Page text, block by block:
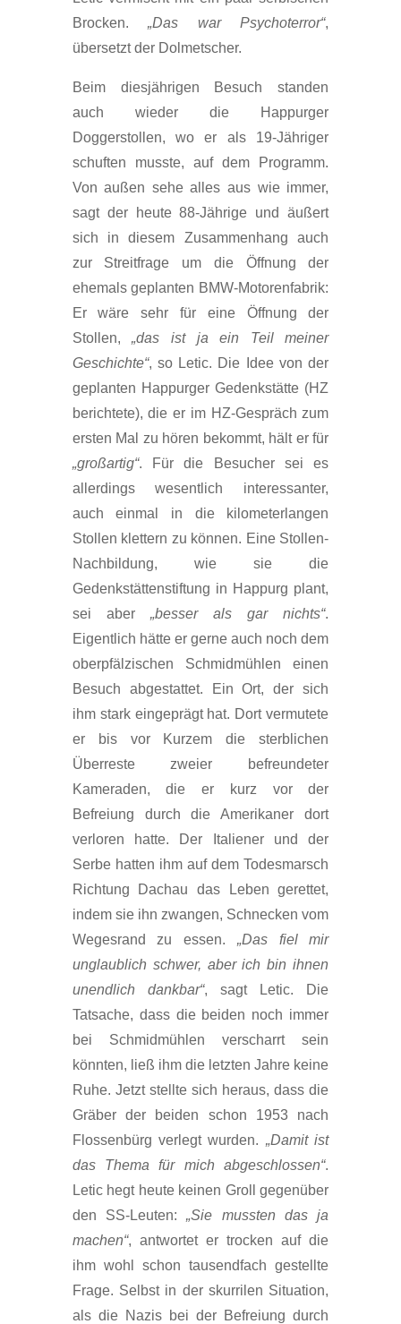
Brocken.„Das war Psychoterror“,
übersetzt der Dolmetscher.
Beim diesjährigen Besuch standen
auch wieder die Happurger
Doggerstollen, wo er als 19-Jähriger
schuften musste, auf dem Programm.
Von außen sehe alles aus wie immer,
sagt der heute 88-Jährige und äußert
sich in diesem Zusammenhang auch
zur Streitfrage um die Öffnung der
ehemals geplanten BMW-Motorenfabrik:
Er wäre sehr für eine Öffnung der
Stollen,„das ist ja ein Teil meiner
Geschichte“, so Letic. Die Idee von der
geplanten Happurger Gedenkstätte (HZ
berichtete), die er im HZ-Gespräch zum
ersten Mal zu hören bekommt, hält er für
„großartig“. Für die Besucher sei es
allerdings wesentlich interessanter,
auch einmal in die kilometerlangen
Stollen klettern zu können. Eine Stollen-
Nachbildung, wie sie die
Gedenkstättenstiftung in Happurg plant,
sei aber „besser als gar nichts“.
Eigentlich hätte er gerne auch noch dem
oberpfälzischen Schmidmühlen einen
Besuch abgestattet. Ein Ort, der sich
ihm stark eingeprägt hat. Dort vermutete
er bis vor Kurzem die sterblichen
Überreste zweier befreundeter
Kameraden, die er kurz vor der
Befreiung durch die Amerikaner dort
verloren hatte. Der Italiener und der
Serbe hatten ihm auf dem Todesmarsch
Richtung Dachau das Leben gerettet,
indem sie ihn zwangen, Schnecken vom
Wegesrand zu essen. „Das fiel mir
unglaublich schwer, aber ich bin ihnen
unendlich dankbar“, sagt Letic. Die
Tatsache, dass die beiden noch immer
bei Schmidmühlen verscharrt sein
könnten, ließ ihm die letzten Jahre keine
Ruhe. Jetzt stellte sich heraus, dass die
Gräber der beiden schon 1953 nach
Flossenbürg verlegt wurden. „Damit ist
das Thema für mich abgeschlossen“.
Letic hegt heute keinen Groll gegenüber
den SS-Leuten:„Sie mussten das ja
machen“, antwortet er trocken auf die
ihm wohl schon tausendfach gestellte
Frage. Selbst in der skurrilen Situation,
als die Nazis bei der Befreiung durch